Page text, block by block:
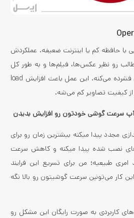
با حافظه کم یا اینترنت ضعیفه. عملکردش
رو نظیر عکس­‌ها، فیلم­‌ها و به طور کل
همه فایل­‌ها رو تا حد زیادی فشرده می‌­کنه. این عمل باعث افزایش load
کیفیت تصاویر کم می‌­شه.
آپ سرعت گوشی خودتون رو افزایش بدیدن
مجدد پیدا میکنه بیشترین زمان رو برای
نصب شده پیدا میکنه و کاهش سرعت
امری طبیعیه؛ من برای تسریع این فرایند
این کار می‌تونین سرعت گوشیتون رو بالا نگه
کاربردی به صورت رایگان این مشکل رو